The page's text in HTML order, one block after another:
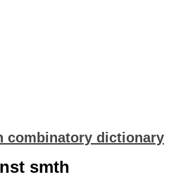
combinatory dictionary
smth